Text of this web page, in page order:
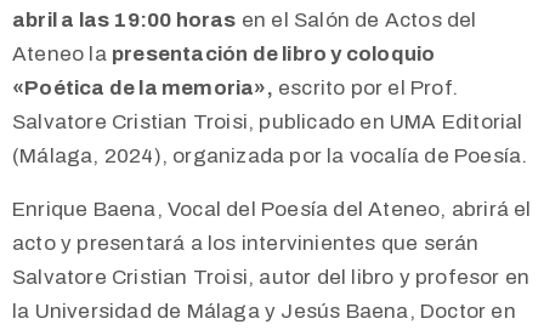
abril a las 19:00 horas en el Salón de Actos del
Ateneo la presentación de libro y coloquio
«Poética de la memoria», escrito por el Prof.
Salvatore Cristian Troisi, publicado en UMA Editorial
(Málaga, 2024), organizada por la vocalía de Poesía.
Enrique Baena, Vocal del Poesía del Ateneo, abrirá el
acto y presentará a los intervinientes que serán
Salvatore Cristian Troisi, autor del libro y profesor en
la Universidad de Málaga y Jesús Baena, Doctor en